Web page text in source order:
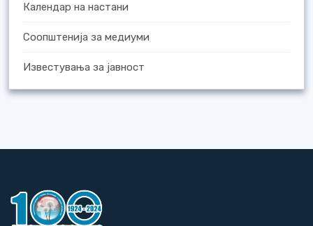
Календар на настани
Соопштенија за медиуми
Известувања за јавност